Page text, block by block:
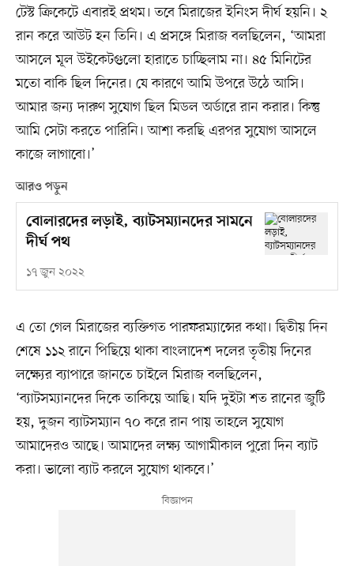
টেস্ট ক্রিকেটে এবারই প্রথম। তবে মিরাজের ইনিংস দীর্ঘ হয়নি। ২
রান করে আউট হন তিনি। এ প্রসঙ্গে মিরাজ বলছিলেন, ‘আমরা
আসলে মূল উইকেটগুলো হারাতে চাচ্ছিলাম না। ৪৫ মিনিটের
মতো বাকি ছিল দিনের। যে কারণে আমি উপরে উঠে আসি।
আমার জন্য দারুণ সুযোগ ছিল মিডল অর্ডারে রান করার। কিন্তু
আমি সেটা করতে পারিনি। আশা করছি এরপর সুযোগ আসলে
কাজে লাগাবো।’
আরও পড়ুন
বোলারদের লড়াই, ব্যাটসম্যানদের সামনে
দীর্ঘ পথ
১৭ জুন ২০২২
এ তো গেল মিরাজের ব্যক্তিগত পারফরম্যান্সের কথা। দ্বিতীয় দিন
শেষে ১১২ রানে পিছিয়ে থাকা বাংলাদেশ দলের তৃতীয় দিনের
লক্ষ্যের ব্যাপারে জানতে চাইলে মিরাজ বলছিলেন,
‘ব্যাটসম্যানদের দিকে তাকিয়ে আছি। যদি দুইটা শত রানের জুটি
হয়, দুজন ব্যাটসম্যান ৭০ করে রান পায় তাহলে সুযোগ
আমাদেরও আছে। আমাদের লক্ষ্য আগামীকাল পুরো দিন ব্যাট
করা। ভালো ব্যাট করলে সুযোগ থাকবে।’